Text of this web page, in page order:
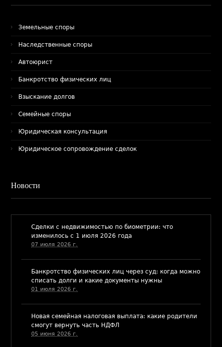
Земельные споры
Наследственные споры
Автоюрист
Банкротство физических лиц
Взыскание долгов
Семейные споры
Юридическая консультация
Юридическое сопровождение сделок
Новости
​Сделки с недвижимостью по биометрии: что
изменилось с 1 июля 2026 года
07 июля 2026 г.
Банкротство физических лиц через суд: когда можно
списать долги и какие документы нужны
01 июля 2026 г.
​Новая семейная налоговая выплата: какие родители
смогут вернуть часть НДФЛ
05 июня 2026 г.